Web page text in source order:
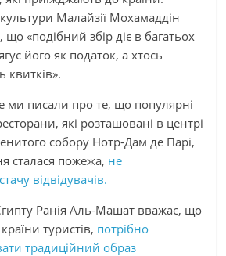
Малайзії Мохамаддін
що «подібний збір діє в багатьох
його як податок, а хтось
квитків».
ми писали про те, що популярні
які розташовані в центрі
собору Нотр-Дам де Парі,
сталася пожежа, не
відвідувачів.
Ранія Аль-Машат вважає, що
туристів, потрібно
традиційний образ